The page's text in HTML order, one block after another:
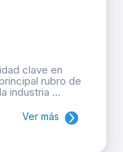
clave en
rubro de
industria ...
Ver más